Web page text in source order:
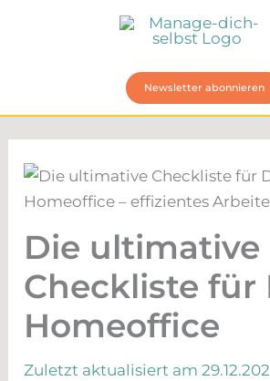
Newsletter abonnieren
Die ultimative
Checkliste für
Homeoffice
Zuletzt aktualisiert am